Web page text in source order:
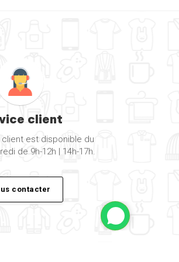
client
est disponible du
de 9h-12h | 14h-17h.
contacter